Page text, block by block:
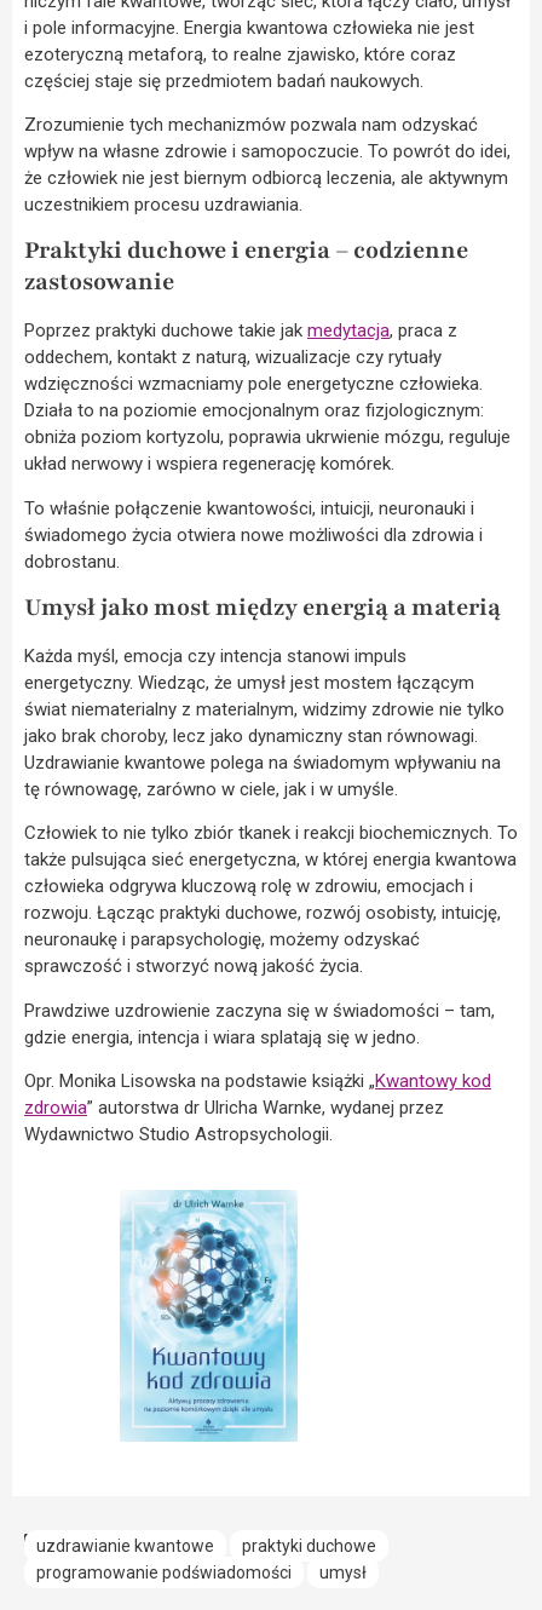
i pole informacyjne. Energia kwantowa człowieka nie jest
ezoteryczną metaforą, to realne zjawisko, które coraz
częściej staje się przedmiotem badań naukowych.
Zrozumienie tych mechanizmów pozwala nam odzyskać
wpływ na własne zdrowie i samopoczucie. To powrót do idei,
że człowiek nie jest biernym odbiorcą leczenia, ale aktywnym
uczestnikiem procesu uzdrawiania.
Praktyki duchowe i energia – codzienne
zastosowanie
Poprzez praktyki duchowe takie jak medytacja, praca z
oddechem, kontakt z naturą, wizualizacje czy rytuały
wdzięczności wzmacniamy pole energetyczne człowieka.
Działa to na poziomie emocjonalnym oraz fizjologicznym:
obniża poziom kortyzolu, poprawia ukrwienie mózgu, reguluje
układ nerwowy i wspiera regenerację komórek.
To właśnie połączenie kwantowości, intuicji, neuronauki i
świadomego życia otwiera nowe możliwości dla zdrowia i
dobrostanu.
Umysł jako most między energią a materią
Każda myśl, emocja czy intencja stanowi impuls
energetyczny. Wiedząc, że umysł jest mostem łączącym
świat niematerialny z materialnym, widzimy zdrowie nie tylko
jako brak choroby, lecz jako dynamiczny stan równowagi.
Uzdrawianie kwantowe polega na świadomym wpływaniu na
tę równowagę, zarówno w ciele, jak i w umyśle.
Człowiek to nie tylko zbiór tkanek i reakcji biochemicznych. To
także pulsująca sieć energetyczna, w której energia kwantowa
człowieka odgrywa kluczową rolę w zdrowiu, emocjach i
rozwoju. Łącząc praktyki duchowe, rozwój osobisty, intuicję,
neuronaukę i parapsychologię, możemy odzyskać
sprawczość i stworzyć nową jakość życia.
Prawdziwe uzdrowienie zaczyna się w świadomości – tam,
gdzie energia, intencja i wiara splatają się w jedno.
Opr. Monika Lisowska na podstawie książki „Kwantowy kod
zdrowia” autorstwa dr Ulricha Warnke, wydanej przez
Wydawnictwo Studio Astropsychologii.
uzdrawianie kwantowe
praktyki duchowe
programowanie podświadomości
umysł